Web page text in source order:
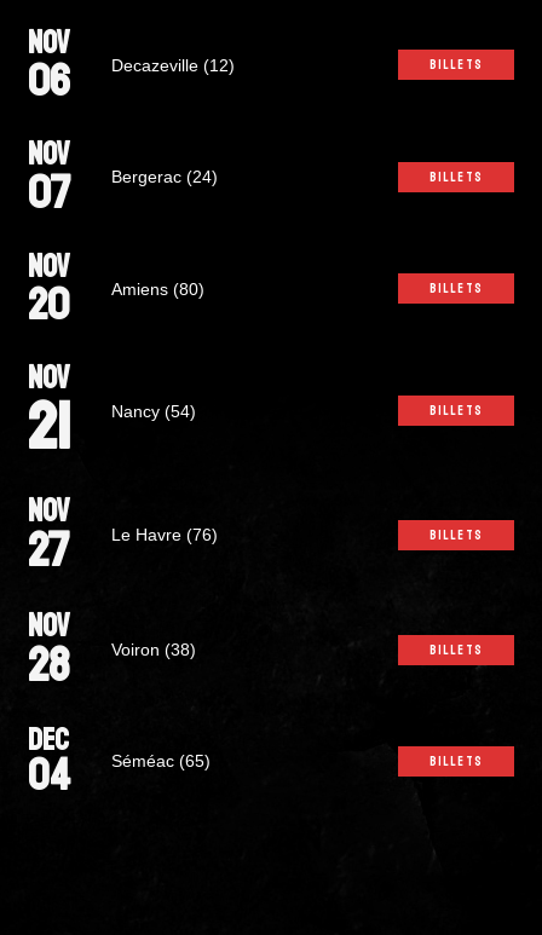
NOV
06 Decazeville (12) BILLETS
NOV
07 Bergerac (24) BILLETS
NOV
20 Amiens (80) BILLETS
NOV
21 Nancy (54) BILLETS
NOV
27 Le Havre (76) BILLETS
NOV
28 Voiron (38) BILLETS
DEC
04 Séméac (65) BILLETS